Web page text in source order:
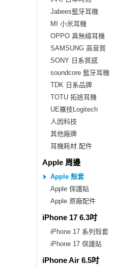
Jabees藍牙耳機
MI 小米耳機
OPPO 真無線耳機
SAMSUNG 高音質
SONY 日系質感
soundcore 藍牙耳機
TDK 日系品牌
TOTU 拓途耳機
UE羅技Logitech
人因科技
其他廠牌
耳機耗材.配件
Apple 周邊
Apple 殼套
Apple 保護貼
Apple 原廠配件
iPhone 17 6.3吋
iPhone 17 系列殼套
iPhone 17 保護貼
iPhone Air 6.5吋